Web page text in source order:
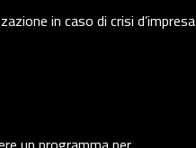
in caso di crisi d’impresa